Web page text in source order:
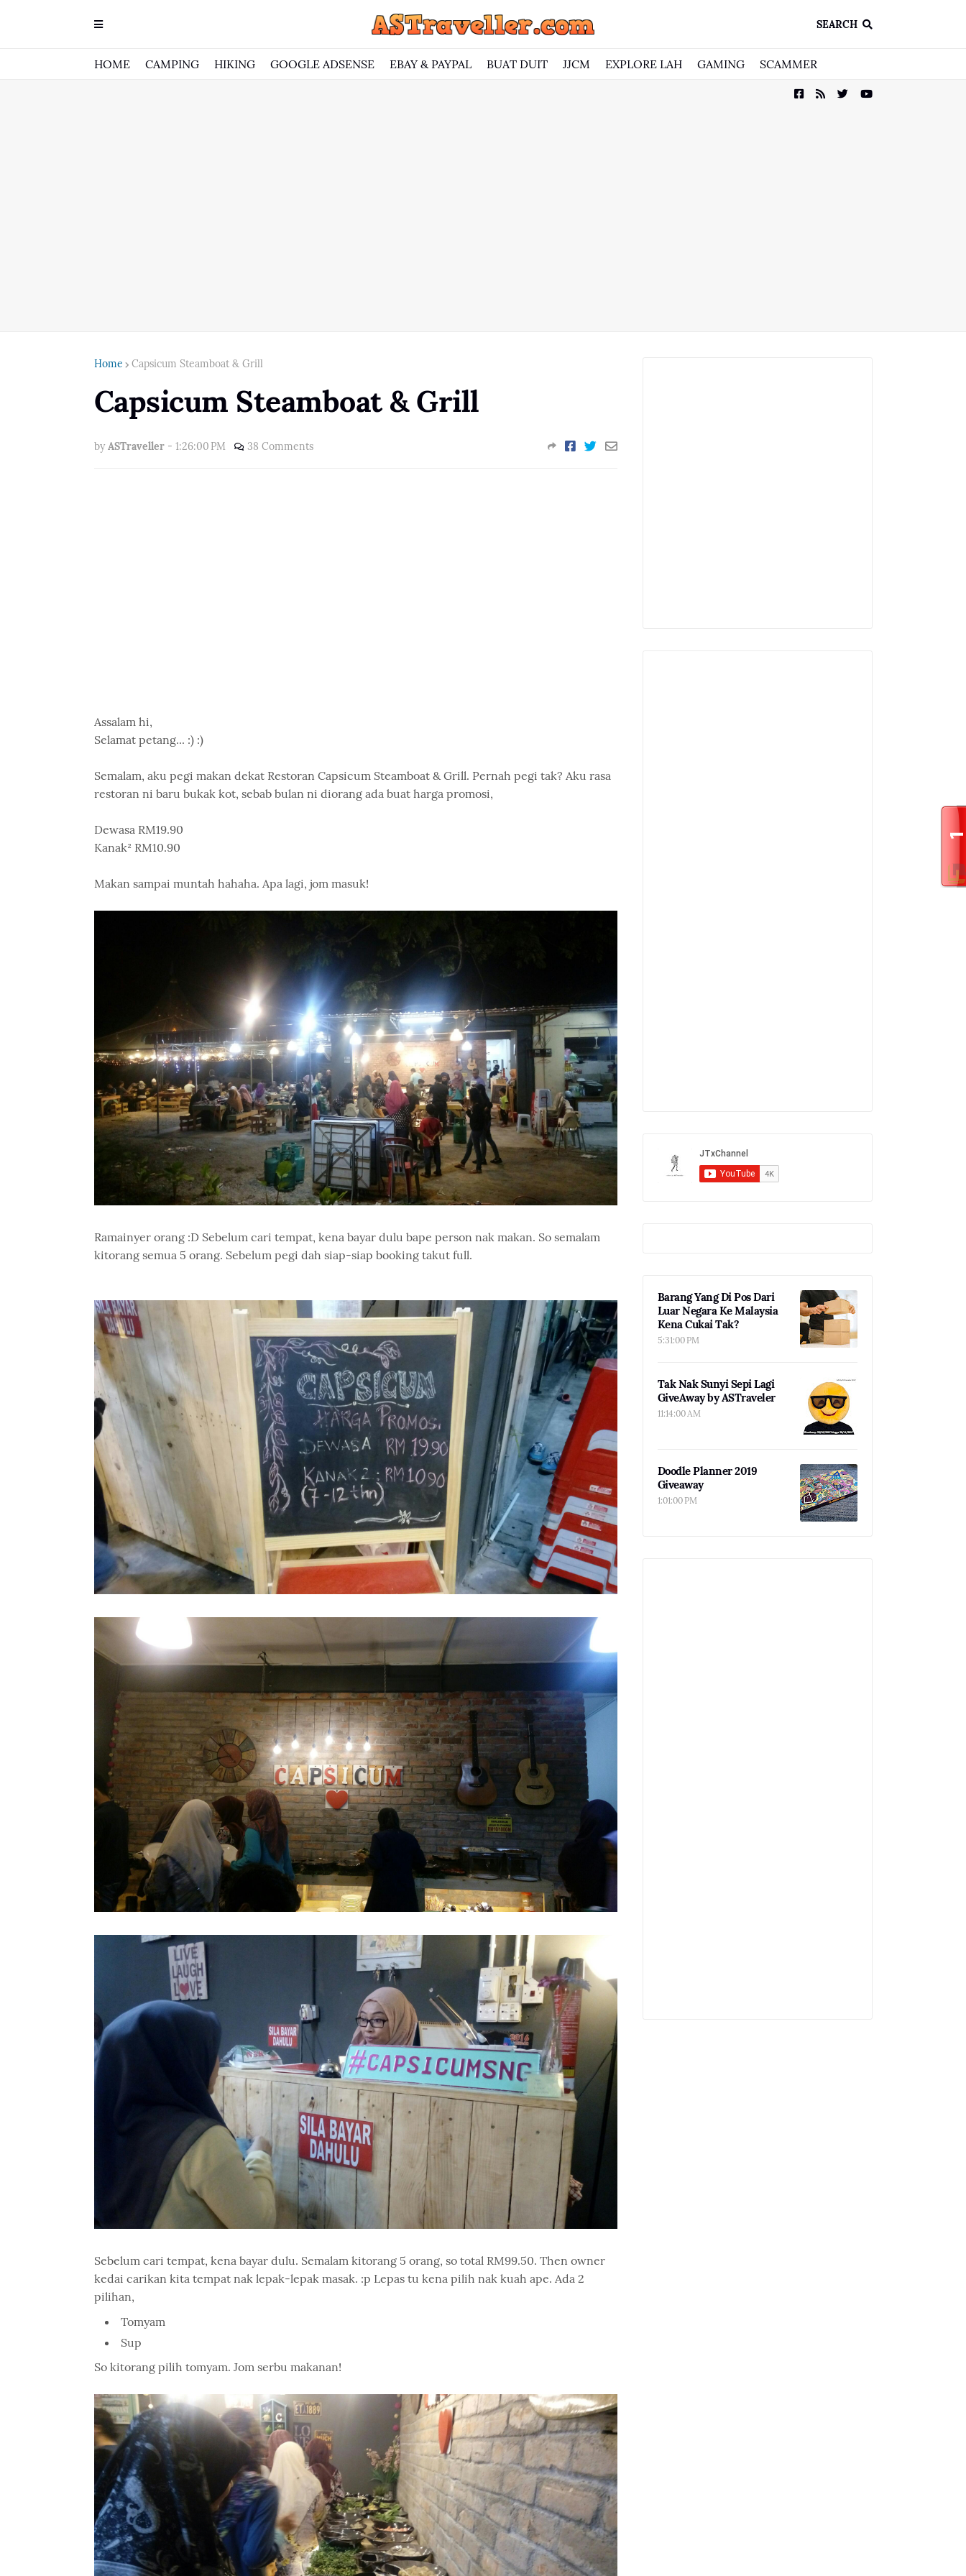
SEARCH
HOME CAMPING HIKING GOOGLE ADSENSE EBAY & PAYPAL BUAT DUIT JJCM EXPLORE LAH GAMING SCAMMER
Home Capsicum Steamboat & Grill
Capsicum Steamboat & Grill
by ASTraveller - 1:26:00 PM 38 Comments
Assalam hi,
Selamat petang... :) :)
Semalam, aku pegi makan dekat Restoran Capsicum Steamboat & Grill. Pernah pegi tak? Aku rasa
restoran ni baru bukak kot, sebab bulan ni diorang ada buat harga promosi,
Dewasa RM19.90
Kanak² RM10.90
Makan sampai muntah hahaha. Apa lagi, jom masuk!
Ramainyer orang :D Sebelum cari tempat, kena bayar dulu bape person nak makan. So semalam
kitorang semua 5 orang. Sebelum pegi dah siap-siap booking takut full.
Sebelum cari tempat, kena bayar dulu. Semalam kitorang 5 orang, so total RM99.50. Then owner
kedai carikan kita tempat nak lepak-lepak masak. :p Lepas tu kena pilih nak kuah ape. Ada 2
pilihan,
Tomyam
Sup
So kitorang pilih tomyam. Jom serbu makanan!
Barang Yang Di Pos Dari
Luar Negara Ke Malaysia
Kena Cukai Tak?
5:31:00 PM
Tak Nak Sunyi Sepi Lagi
GiveAway by ASTraveler
11:14:00 AM
Doodle Planner 2019
Giveaway
1:01:00 PM